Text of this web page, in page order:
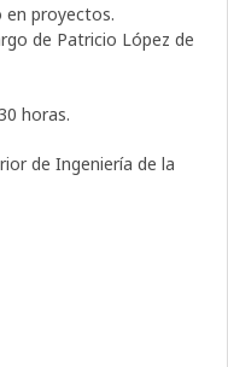
en proyectos.
de Patricio López de
horas.
de Ingeniería de la